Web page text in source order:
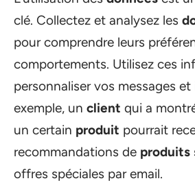
clé. Collectez et analysez les
pour comprendre leurs
comportements. Utilisez ces
personnaliser vos messages
exemple, un client qui a
un certain produit pourrait
recommandations de produits
offres spéciales par email.